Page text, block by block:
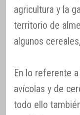
agricultura y la
territorio de
algunos
En lo referente
avícolas y de
todo ello